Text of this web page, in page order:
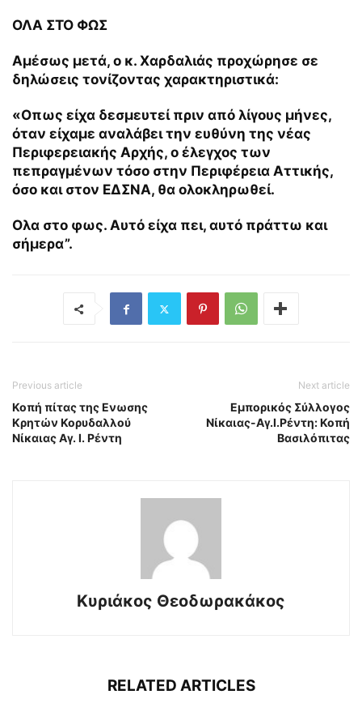
ΟΛΑ ΣΤΟ ΦΩΣ
Αμέσως μετά, ο κ. Χαρδαλιάς προχώρησε σε
δηλώσεις τονίζοντας χαρακτηριστικά:
«Οπως είχα δεσμευτεί πριν από λίγους μήνες,
όταν είχαμε αναλάβει την ευθύνη της νέας
Περιφερειακής Αρχής, ο έλεγχος των
πεπραγμένων τόσο στην Περιφέρεια Αττικής,
όσο και στον ΕΔΣΝΑ, θα ολοκληρωθεί.
Ολα στο φως. Αυτό είχα πει, αυτό πράττω και
σήμερα”.
Previous article
Κοπή πίτας της Ενωσης
Κρητών Κορυδαλλού
Νίκαιας Αγ. Ι. Ρέντη
Next article
Εμπορικός Σύλλογος
Νίκαιας-Αγ.Ι.Ρέντη: Κοπή
Βασιλόπιτας
Κυριάκος Θεοδωρακάκος
RELATED ARTICLES